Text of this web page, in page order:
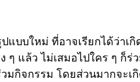
แบบใหม่ ที่อาจเรียกได้ว่าเ
ๆ แล้ว ไม่เสมอไปใคร ๆ
มกิจกรรม โดยส่วนมากจะ